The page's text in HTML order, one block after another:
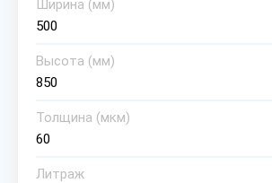
Ширина (мм)
500
Высота (мм)
850
Толщина (мкм)
60
Литраж